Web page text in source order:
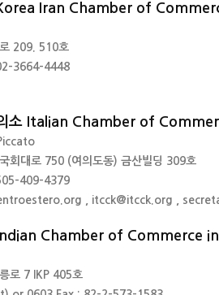
Korea Iran Chamber of
209. 510호
3664-4448
소 Italian Chamber of
회대로 750 (여의도동) 금산빌딩 309호
409-4379
, itcck@itcck.org ,
Indian Chamber of Commerce
로 7 IKP 405호